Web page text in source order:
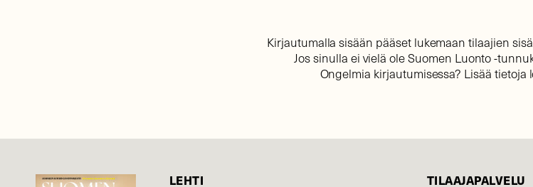
Kirjautumalla sisään pääset lukemaan tilaajien
Jos sinulla ei vielä ole Suomen Luonto -
Ongelmia kirjautumisessa? Lisää tietoja
LEHTI
TILAAJAPALVELU